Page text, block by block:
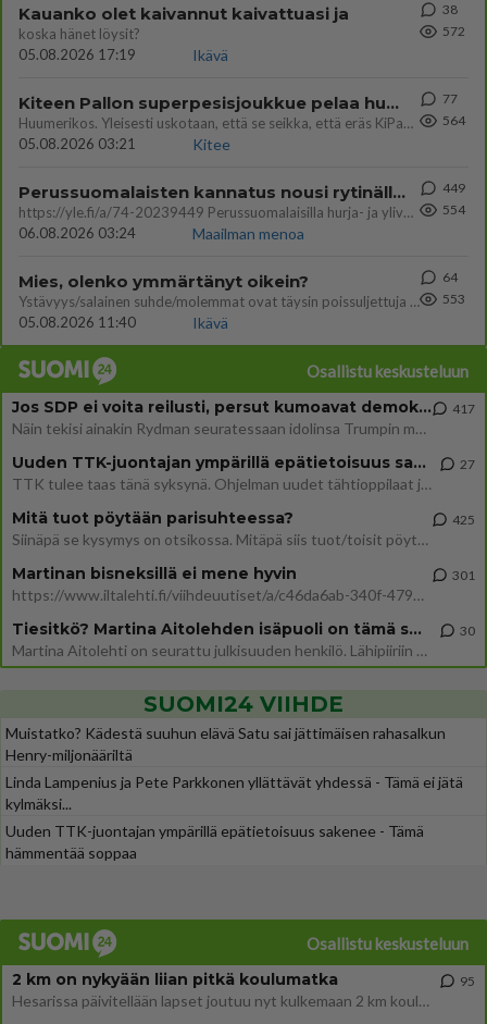
Kauanko olet kaivannut kaivattuasi ja
koska hänet löysit?
05.08.2026 17:19
Ikävä
38
572
Kiteen Pallon superpesisjoukkue pelaa huumeiden vaikutuksen alaisena
Huumerikos. Yleisesti uskotaan, että se seikka, että eräs KiPan pelaaja kärähtää huumeista, on vain jäävuoren huippu. M
05.08.2026 03:21
Kitee
77
564
Perussuomalaisten kannatus nousi rytinällä Ylen tänään julkaisemassa tuoreimmassa gallup-kyselyssä.
https://yle.fi/a/74-20239449 Perussuomalaisilla hurja- ja ylivoimaisesti suurin nousu tässä uudessa Ylen gallupissa. Kyl
06.08.2026 03:24
Maailman menoa
449
554
Mies, olenko ymmärtänyt oikein?
Ystävyys/salainen suhde/molemmat ovat täysin poissuljettuja asioita? Nainen
05.08.2026 11:40
Ikävä
64
553
Osallistu keskusteluun
Jos SDP ei voita reilusti, persut kumoavat demokratian Suomesta
Näin tekisi ainakin Rydman seuratessaan idolinsa Trumpin mallia https://www.is.fi/politiikka/art-2000012187244.html
417
Uuden TTK-juontajan ympärillä epätietoisuus sakenee - Nyt MTV hämmentää soppaa
TTK tulee taas tänä syksynä. Ohjelman uudet tähtioppilaat julkistetaan torstaina 6. elokuuta klo 14 alkavassa lehdistö
27
Mitä tuot pöytään parisuhteessa?
Siinäpä se kysymys on otsikossa. Mitäpä siis tuot/toisit pöytään parisuhteessa? Oletko mies vai nainen? Koetko sen mitä
425
Martinan bisneksillä ei mene hyvin
https://www.iltalehti.fi/viihdeuutiset/a/c46da6ab-340f-4790-aaa7-0865eed2336 Yrityksen konkurssihakemus on tullut kärä
301
Tiesitkö? Martina Aitolehden isäpuoli on tämä suosittu laulaja
Martina Aitolehti on seurattu julkisuuden henkilö. Lähipiiriin mahtuu muitakin tunnettuja henkilöitä. Tiesitkö, että Ma
30
SUOMI24 VIIHDE
Muistatko? Kädestä suuhun elävä Satu sai jättimäisen rahasalkun
Henry-miljonääriltä
Linda Lampenius ja Pete Parkkonen yllättävät yhdessä - Tämä ei jätä
kylmäksi...
Uuden TTK-juontajan ympärillä epätietoisuus sakenee - Tämä
hämmentää soppaa
Osallistu keskusteluun
2 km on nykyään liian pitkä koulumatka
Hesarissa päivitellään lapset joutuu nyt kulkemaan 2 km kouluun jösses. Ruostefillarilla tuo matka menee vaikka miten äk
95